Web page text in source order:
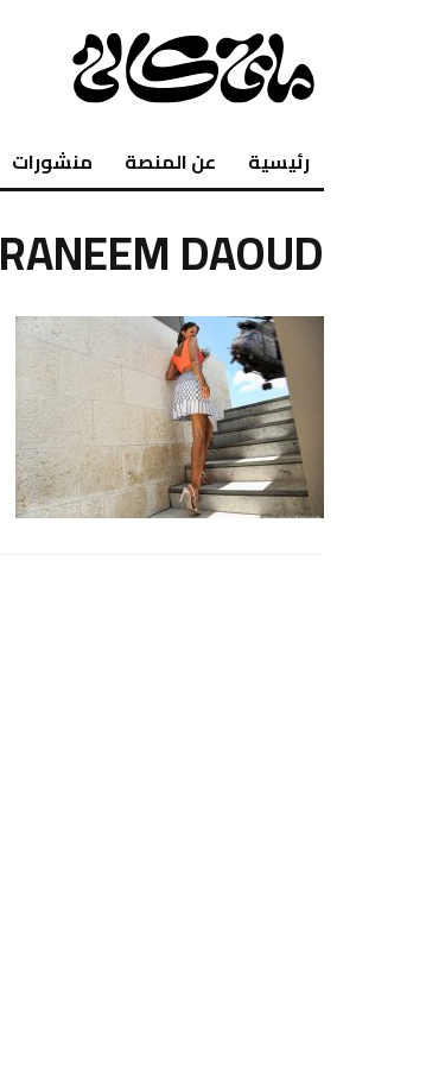
رئيسية عن المنصة منشورات
RANEEM DAOUD